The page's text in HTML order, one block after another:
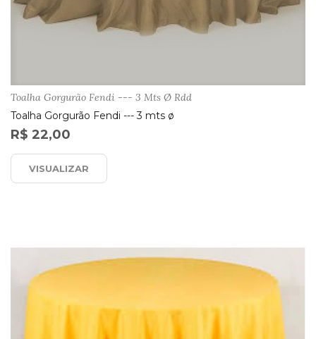
Toalha Gorgurão Fendi --- 3 Mts Ø Rdd
Toalha Gorgurão Fendi --- 3 mts ø
R$ 22,00
VISUALIZAR